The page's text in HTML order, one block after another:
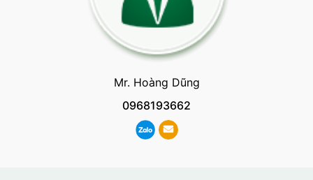
Mr. Hoàng Dũng
0968193662